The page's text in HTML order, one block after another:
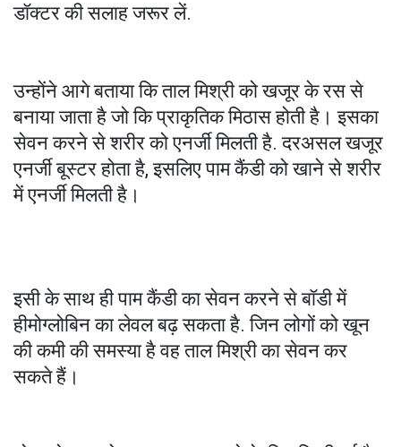
डॉक्टर की सलाह जरूर लें.
उन्होंने आगे बताया कि ताल मिश्री को खजूर के रस से
बनाया जाता है जो कि प्राकृतिक मिठास होती है। इसका
सेवन करने से शरीर को एनर्जी मिलती है. दरअसल खजूर
एनर्जी बूस्टर होता है, इसलिए पाम कैंडी को खाने से शरीर
में एनर्जी मिलती है।
इसी के साथ ही पाम कैंडी का सेवन करने से बॉडी में
हीमोग्लोबिन का लेवल बढ़ सकता है. जिन लोगों को खून
की कमी की समस्या है वह ताल मिश्री का सेवन कर
सकते हैं।